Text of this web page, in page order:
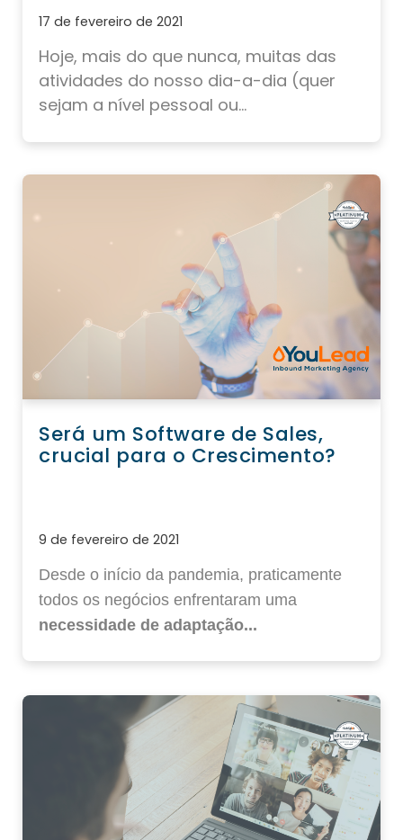
17 de fevereiro de 2021
Hoje, mais do que nunca, muitas das
atividades do nosso dia-a-dia (quer
sejam a nível pessoal ou...
Será um Software de Sales,
crucial para o Crescimento?
9 de fevereiro de 2021
Desde o início da pandemia, praticamente
todos os negócios enfrentaram uma
necessidade de adaptação...